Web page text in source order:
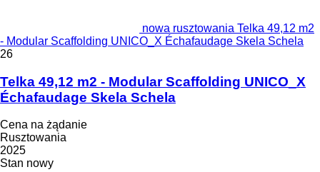
nowa rusztowania Telka 49,12 m2
- Modular Scaffolding UNICO_X Échafaudage Skela Schela
26
Telka 49,12 m2 - Modular Scaffolding UNICO_X
Échafaudage Skela Schela
Cena na żądanie
Rusztowania
2025
Stan nowy